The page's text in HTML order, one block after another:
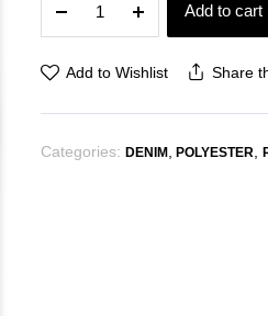
Salur
Kain
Polyester
Bahan
Gamis
Add to cart
Add to Wishlist Share
Categories: DENIM,POLYESTER ,